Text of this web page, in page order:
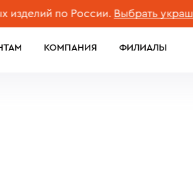
по России. Выбрать украшение
КОМПАНИЯ ФИЛИАЛЫ